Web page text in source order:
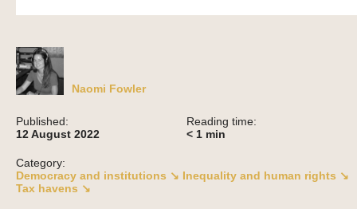
Naomi Fowler
Published:
12 August 2022
Reading time:
< 1 min
Category:
Democracy and institutions ↘ Inequality and human rights ↘
Tax havens ↘